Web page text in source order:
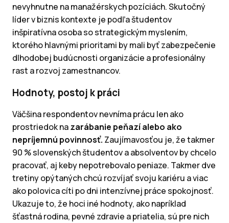
nevyhnutne na manažérskych pozíciách. Skutočný
líder v biznis kontexte je podľa študentov
inšpiratívna osoba so strategickým myslením,
ktorého hlavnými prioritami by mali byť zabezpečenie
dlhodobej budúcnosti organizácie a profesionálny
rast a rozvoj zamestnancov.
Hodnoty, postoj k práci
Väčšina respondentov nevníma prácu len ako
prostriedok nazarábanie peňazí alebo ako
nepríjemnú povinnosť. Zaujímavosťou je, že takmer
90 % slovenských študentov a absolventov by chcelo
pracovať, aj keby nepotrebovalo peniaze. Takmer dve
tretiny opýtaných chcú rozvíjať svoju kariéru a viac
ako polovica cíti po dni intenzívnej práce spokojnosť.
Ukazuje to, že hoci iné hodnoty, ako napríklad
šťastná rodina, pevné zdravie a priatelia, sú pre nich